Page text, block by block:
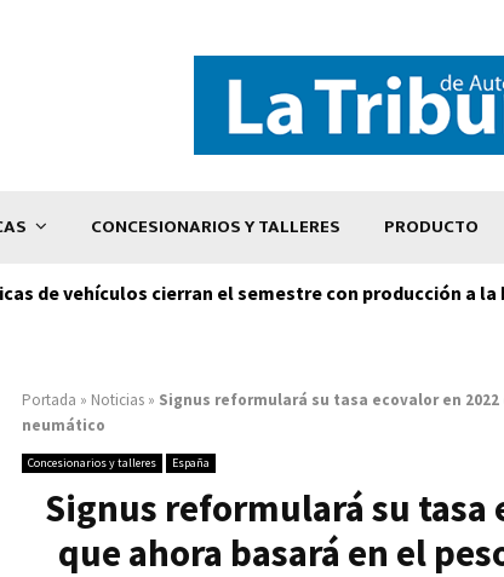
CONCESIONARIOS Y TALLERES PRODUCTO
de vehículos cierran el semestre con producción a la
Portada » Noticias » Signus reformulará su tasa ecovalor en
neumático
Concesionarios y talleres España
Signus reformulará su tasa
que ahora basará en el